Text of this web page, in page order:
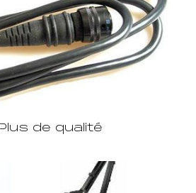
de qualité